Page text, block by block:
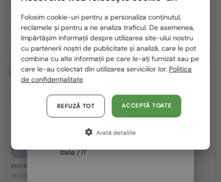
1 636 RON
1 506 RON
2-4 ZILE
330 RON
MIU MIU
MU 01XV - 1AB1O1 - 50
2-4 ZILE
România / RO
Polska / PL
Magyarország / HU
United Arab Emirates / EN
Austria / AT
Germania / DE
Franța / FR
Italia / IT
Folosim cookie-uri pentru a personaliza conținutul,
reclamele și pentru a ne analiza traficul. De asemenea,
împărtășim informații despre utilizarea site-ului nostru
cu partenerii noștri de publicitate și analiză, care le pot
combina cu alte informații pe care le-ați furnizat sau pe
care le-au colectat din utilizarea serviciilor lor. Politica
de confidențialitate
ACCEPTĂ TOATE
REFUZĂ TOT
Arată detaliile